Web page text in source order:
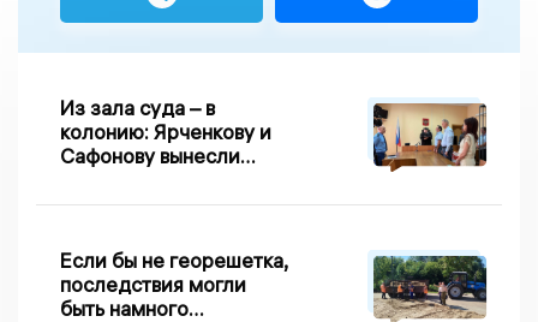
Из зала суда – в
колонию: Ярченкову и
Сафонову вынесли
взятке
Если бы не георешетка,
последствия могли
быть намного